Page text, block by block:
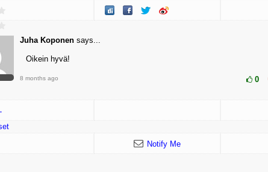
Juha Koponen says...
Oikein hyvä!
8 months ago 0
Notify Me